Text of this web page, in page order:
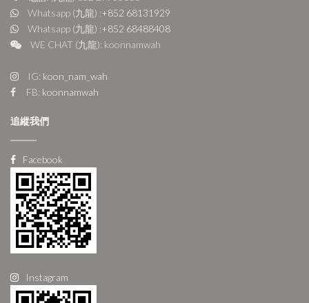
Whatsapp (九龍) :+852 68131929
Whatsapp (九龍) :+852 68488408
WE CHAT (九龍): koonnamwah
IG: koon_nam_wah
FB: koonnamwah
追縱我們
Facebook
Instagram